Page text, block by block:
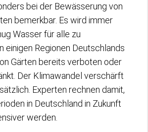
bei der Bewässerung von
bemerkbar. Es wird immer
Wasser für alle zu
einigen Regionen Deutschlands
Gärten bereits verboten oder
Der Klimawandel verschärft
Experten rechnen damit,
in Deutschland in Zukunft
werden.